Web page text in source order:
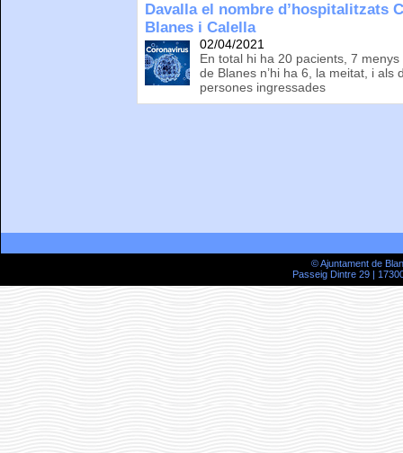
Davalla el nombre d’hospitalitzats
Blanes i Calella
02/04/2021
En total hi ha 20 pacients, 7
de Blanes n’hi ha 6, la meitat, i
persones ingressades
© Ajuntament de
Passeig Dintre 29 |